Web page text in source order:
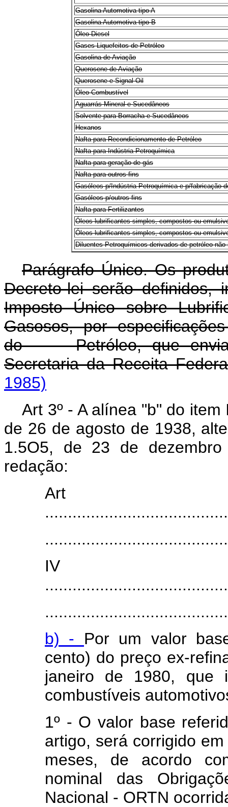
Gasolina Automotiva tipo A
Gasolina Automotiva tipo B
Óleo Diesel
Gases Liquefeitos de Petróleo
Gasolina de Aviação
Querosene de Aviação
Querosene e Signal Oil
Óleo Combustível
Aguarrás Mineral e Sucedâneos
Solvente para Borracha e Sucedâneos
Hexanos
Nafta para Recondicionamento de Petróleo
Nafta para Indústria Petroquímica
Nafta para geração de gás
Nafta para outros fins
Gasóleos p/Indústria Petroquímica e p/fabricação
Gasóleos p/outros fins
Nafta para Fertilizantes
Óleos lubrificantes simples, compostos ou
Óleos lubrificantes simples, compostos ou
Diluentes Petroquímicos derivados de petróleo
Parágrafo Único. Os
Decreto-lei serão definidos,
Imposto Único sobre
Gasosos, por
do Petróleo, que
Secretaria da Receita
1985)
Art 3º - A alínea "b" do
de 26 de agosto de 1938,
1.5O5, de 23 de
redação:
Art
b) - Por um valor
cento) do preço ex-
janeiro de 1980, que
combustíveis
1º - O valor base
artigo, será corrigido
meses, de acordo
nominal das
Nacional - ORTN